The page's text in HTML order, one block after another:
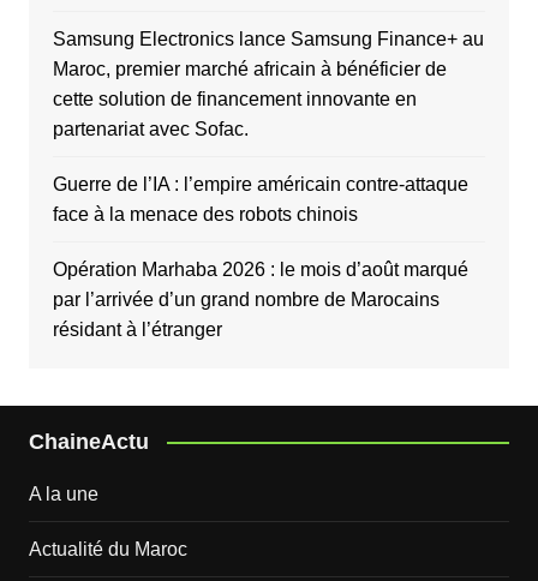
Samsung Electronics lance Samsung Finance+ au
Maroc, premier marché africain à bénéficier de
cette solution de financement innovante en
partenariat avec Sofac.
Guerre de l’IA : l’empire américain contre-attaque
face à la menace des robots chinois
Opération Marhaba 2026 : le mois d’août marqué
par l’arrivée d’un grand nombre de Marocains
résidant à l’étranger
ChaineActu
A la une
Actualité du Maroc